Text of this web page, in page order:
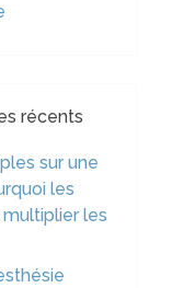
récents
sur une
les
les